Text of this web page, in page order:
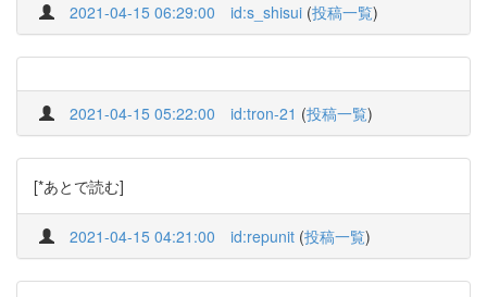
2021-04-15 06:29:00 id:s_shisui (投稿一覧)
2021-04-15 05:22:00 id:tron-21 (投稿一覧)
[*あとで読む]
2021-04-15 04:21:00 id:repunit (投稿一覧)